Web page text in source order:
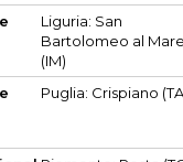
Liguria: San
Bartolomeo al Mare
(IM)
Puglia: Crispiano